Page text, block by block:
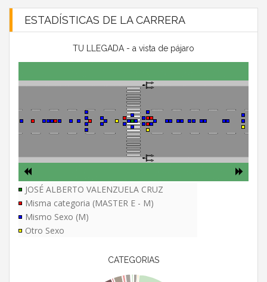
ESTADÍSTICAS DE LA CARRERA
TU LLEGADA - a vista de pájaro
JOSÉ ALBERTO VALENZUELA CRUZ
Misma categoria (MASTER E - M)
Mismo Sexo (M)
Otro Sexo
CATEGORIAS